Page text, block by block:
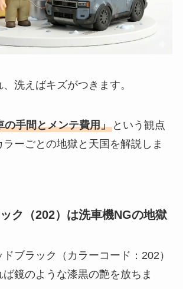
洗えばキズがつきます。
の手間とメンテ費用」という観点
ーごとの地獄と天国を解説しま
ク（202）は洗車機NGの地獄
ドブラック（カラーコード：202）
鏡のような漆黒の艶を放ちま